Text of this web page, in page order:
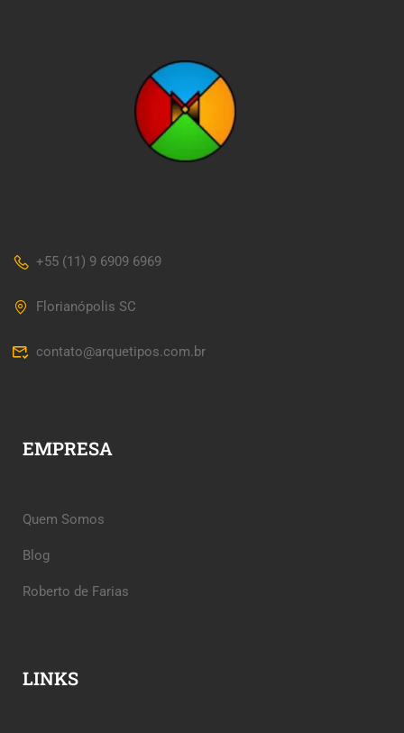
+55 (11) 9 6909 6969
Florianópolis SC
contato@arquetipos.com.br
EMPRESA
Quem Somos
Blog
Roberto de Farias
LINKS